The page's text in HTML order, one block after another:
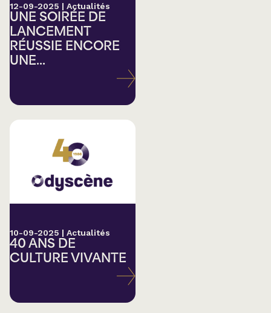
12-09-2025 | Actualités
UNE SOIRÉE DE
LANCEMENT
RÉUSSIE ENCORE
UNE...
10-09-2025 | Actualités
40 ANS DE
CULTURE VIVANTE